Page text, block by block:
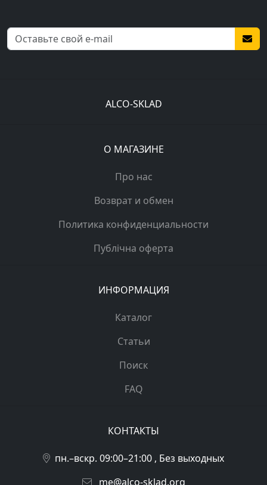
ALCO-SKLAD
О МАГАЗИНЕ
Про нас
Возврат и обмен
Политика конфиденциальности
Публічна оферта
ИНФОРМАЦИЯ
Каталог
Статьи
Поиск
FAQ
КОНТАКТЫ
пн.–вскр. 09:00–21:00 , Без выходных
me@alco-sklad.org